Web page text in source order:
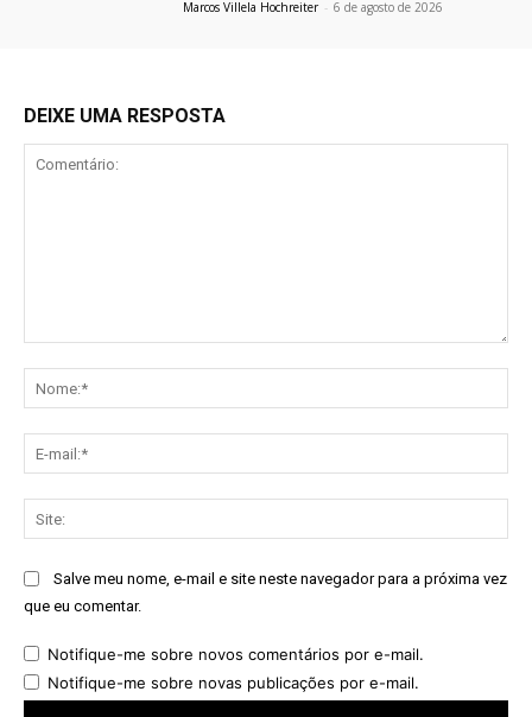
Marcos Villela Hochreiter - 6 de agosto de 2026
DEIXE UMA RESPOSTA
Salve meu nome, e-mail e site neste navegador para a próxima vez
que eu comentar.
Notifique-me sobre novos comentários por e-mail.
Notifique-me sobre novas publicações por e-mail.